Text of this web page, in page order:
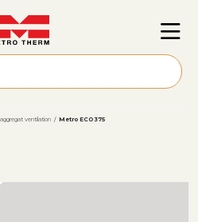
ventilation / Metro ECO 375